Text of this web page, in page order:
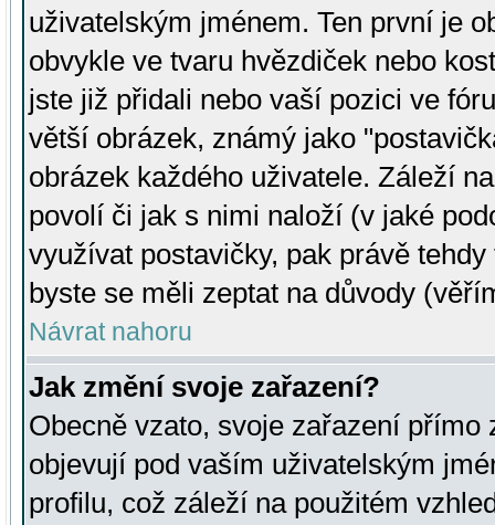
uživatelským jménem. Ten první je
obvykle ve tvaru hvězdiček nebo
jste již přidali nebo vaší pozici ve
větší obrázek, známý jako
obrázek každého uživatele. Záleží
povolí či jak s nimi naloží (v jaké
využívat postavičky, pak právě
byste se měli zeptat na důvody
Návrat nahoru
Jak změní svoje zařazení?
Obecně vzato, svoje zařazení přímo
objevují pod vaším uživatelským
profilu, což záleží na použitém